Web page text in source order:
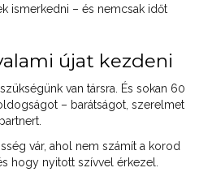
ismerkedni – és nemcsak időt
újat kezdeni
van társra. És sokan 60
– barátságot, szerelmet
vár, ahol nem számít a korod
hogy nyitott szívvel érkezel.